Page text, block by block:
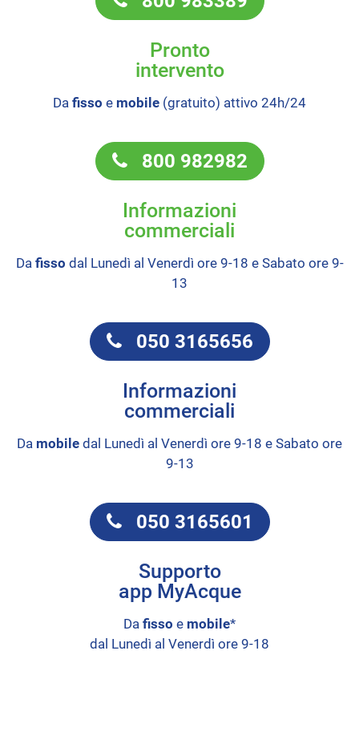
Pronto
intervento
Da fisso e mobile (gratuito) attivo 24h/24
800 982982
Informazioni
commerciali
Da fisso dal Lunedì al Venerdì ore 9-18 e Sabato ore 9-
13
050 3165656
Informazioni
commerciali
Da mobile dal Lunedì al Venerdì ore 9-18 e Sabato ore
9-13
050 3165601
Supporto
app MyAcque
Da fisso e mobile*
dal Lunedì al Venerdì ore 9-18